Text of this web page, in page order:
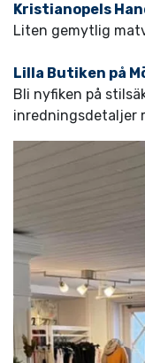
Kristianopels
Liten gemytlig
Lilla Butiken på
Bli nyfiken på
inredningsdetaljer